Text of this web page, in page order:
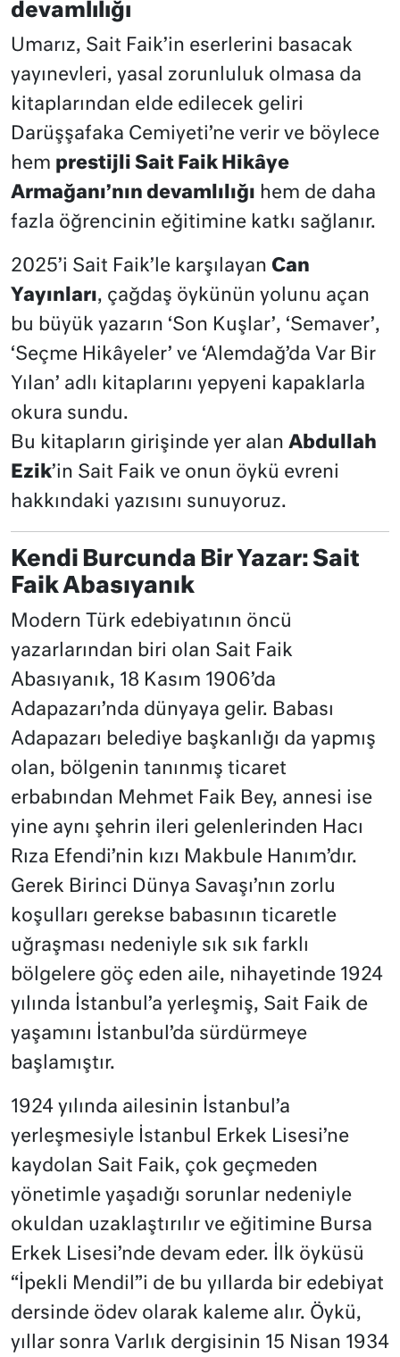
devamlılığı
Umarız, Sait Faik’in eserlerini basacak
yayınevleri, yasal zorunluluk olmasa da
kitaplarından elde edilecek geliri
Darüşşafaka Cemiyeti’ne verir ve böylece
hem prestijli Sait Faik Hikâye
Armağanı’nın devamlılığı hem de daha
fazla öğrencinin eğitimine katkı sağlanır.
2025’i Sait Faik’le karşılayan Can
Yayınları, çağdaş öykünün yolunu açan
bu büyük yazarın ‘Son Kuşlar’, ‘Semaver’,
‘Seçme Hikâyeler’ ve ‘Alemdağ’da Var Bir
Yılan’ adlı kitaplarını yepyeni kapaklarla
okura sundu.
Bu kitapların girişinde yer alan Abdullah
Ezik’in Sait Faik ve onun öykü evreni
hakkındaki yazısını sunuyoruz.
Kendi Burcunda Bir Yazar: Sait
Faik Abasıyanık
Modern Türk edebiyatının öncü
yazarlarından biri olan Sait Faik
Abasıyanık, 18 Kasım 1906’da
Adapazarı’nda dünyaya gelir. Babası
Adapazarı belediye başkanlığı da yapmış
olan, bölgenin tanınmış ticaret
erbabından Mehmet Faik Bey, annesi ise
yine aynı şehrin ileri gelenlerinden Hacı
Rıza Efendi’nin kızı Makbule Hanım’dır.
Gerek Birinci Dünya Savaşı’nın zorlu
koşulları gerekse babasının ticaretle
uğraşması nedeniyle sık sık farklı
bölgelere göç eden aile, nihayetinde 1924
yılında İstanbul’a yerleşmiş, Sait Faik de
yaşamını İstanbul’da sürdürmeye
başlamıştır.
1924 yılında ailesinin İstanbul’a
yerleşmesiyle İstanbul Erkek Lisesi’ne
kaydolan Sait Faik, çok geçmeden
yönetimle yaşadığı sorunlar nedeniyle
okuldan uzaklaştırılır ve eğitimine Bursa
Erkek Lisesi’nde devam eder. İlk öyküsü
“İpekli Mendil”i de bu yıllarda bir edebiyat
dersinde ödev olarak kaleme alır. Öykü,
yıllar sonra Varlık dergisinin 15 Nisan 1934